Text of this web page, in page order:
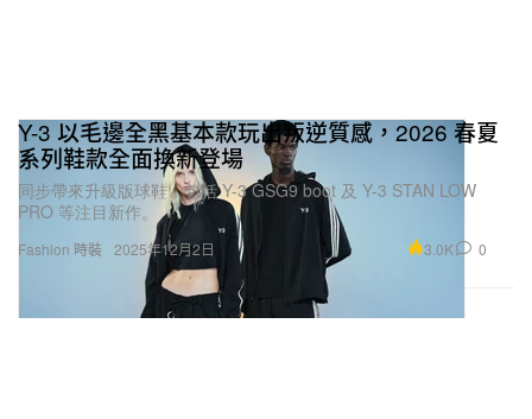
Fashion 時裝
Y-3 以毛邊全黑基本款玩出叛逆質感，2026 春夏
系列鞋款全面換新登場
同步帶來升級版球鞋，包括 Y-3 GSG9 boot 及 Y-3 STAN LOW
PRO 等注目新作。
2025年12月2日 3.0K 0